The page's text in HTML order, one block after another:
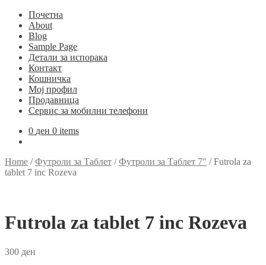
Почетна
About
Blog
Sample Page
Детали за испорака
Контакт
Кошничка
Мој профил
Продавница
Сервис за мобилни телефони
0 ден 0 items
Home /Футроли за Таблет /Футроли за Таблет 7" /Futrola za
tablet 7 inc Rozeva
Futrola za tablet 7 inc Rozeva
300 ден